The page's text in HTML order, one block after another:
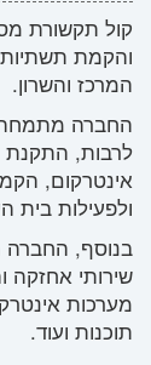
קול תקשורת
והקמת
המרכז והשרון.
החברה מתמחה
לרבות,
אינטרקום,
ולפעילות בית
שירותי
מערכות
תוכנות ועוד.